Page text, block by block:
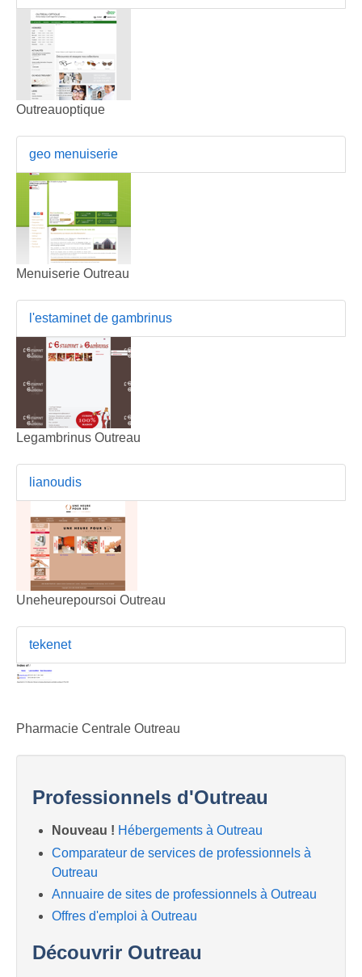
Outreauoptique
geo menuiserie
Menuiserie Outreau
l'estaminet de gambrinus
Legambrinus Outreau
lianoudis
Uneheurepoursoi Outreau
tekenet
Pharmacie Centrale Outreau
Professionnels d'Outreau
Nouveau ! Hébergements à Outreau
Comparateur de services de professionnels à
Outreau
Annuaire de sites de professionnels à Outreau
Offres d'emploi à Outreau
Découvrir Outreau